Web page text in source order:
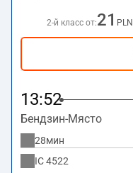
2-й класс от:21 PLN
13:52
Бендзин-Място
28мин
IC4522